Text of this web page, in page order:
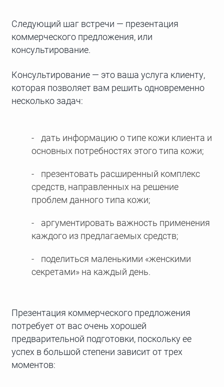
Следующий шаг встречи — презентация
коммерческого предложения, или
консультирование.
Консультирование — это ваша услуга клиенту,
которая позволяет вам решить одновременно
несколько задач:
дать информацию о типе кожи клиента и
основных потребностях этого типа кожи;
презентовать расширенный комплекс
средств, направленных на решение
проблем данного типа кожи;
аргументировать важность применения
каждого из предлагаемых средств;
поделиться маленькими «женскими
секретами» на каждый день.
Презентация коммерческого предложения
потребует от вас очень хорошей
предварительной подготовки, поскольку ее
успех в большой степени зависит от трех
моментов: